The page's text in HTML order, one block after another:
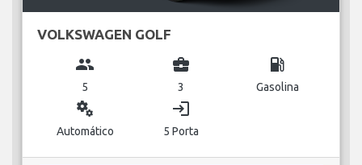
VOLKSWAGEN GOLF
group
5
business_center
3
local_gas_station
Gasolina
miscellaneous_services
Automático
login
5 Porta